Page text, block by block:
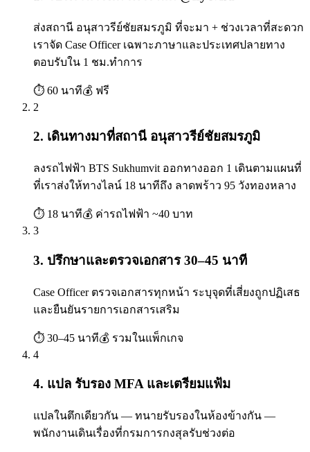
ส่งสถานี อนุสาวรีย์ชัยสมรภูมิ ที่จะมา + ช่วงเวลาที่สะดวก
เราจัด Case Officer เฉพาะภาษาและประเทศปลายทาง
ตอบรับใน 1 ชม.ทำการ
⏱ 60 นาที💰 ฟรี
2
2. เดินทางมาที่สถานี อนุสาวรีย์ชัยสมรภูมิ
ลงรถไฟฟ้า BTS Sukhumvit ออกทางออก 1 เดินตามแผนที่
ที่เราส่งให้ทางไลน์ 18 นาทีถึง ลาดพร้าว 95 วังทองหลาง
⏱ 18 นาที💰 ค่ารถไฟฟ้า ~40 บาท
3
3. ปรึกษาและตรวจเอกสาร 30–45 นาที
Case Officer ตรวจเอกสารทุกหน้า ระบุจุดที่เสี่ยงถูกปฏิเสธ
และยืนยันรายการเอกสารเสริม
⏱ 30–45 นาที💰 รวมในแพ็กเกจ
4
4. แปล รับรอง MFA และเตรียมแฟ้ม
แปลในตึกเดียวกัน — ทนายรับรองในห้องข้างกัน —
พนักงานเดินเรื่องที่กรมการกงสุลรับช่วงต่อ